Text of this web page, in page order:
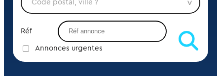
Réf
Annonces urgentes